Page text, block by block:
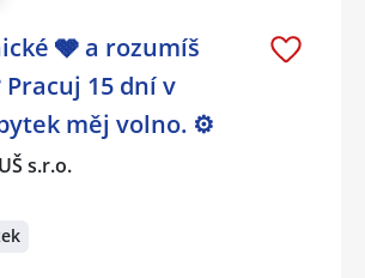
🩶 a rozumíš
15 dní v
měj volno. ⚙
s.r.o.